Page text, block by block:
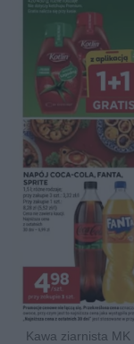
Kawa ziarnista